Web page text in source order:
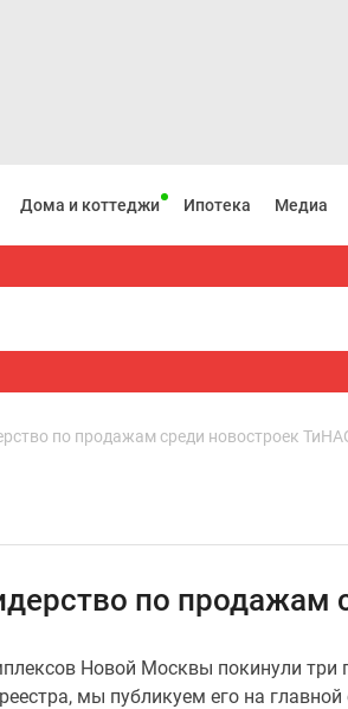
Дома и коттеджи Ипотека Медиа
по продажам среди новостроек
по продажам
Новой Москвы покинули три
мы публикуем его на главной